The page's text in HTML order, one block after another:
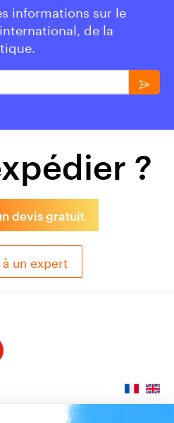
informations sur le
de la
?
devis gratuit
un expert